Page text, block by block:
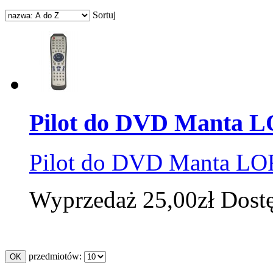
Sortuj
Pilot do DVD Manta
Pilot do DVD Manta
Wyprzedaż 25,00zł
przedmiotów: